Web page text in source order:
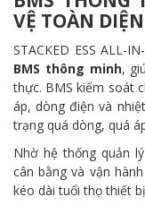
VỆ TOÀN DIỆN
STACKED ESS ALL-
BMS thông minh,
thực. BMS kiểm soát
áp, dòng điện và
trạng quá dòng, quá
Nhờ hệ thống quản
cân bằng và vận
kéo dài tuổi thọ thiết